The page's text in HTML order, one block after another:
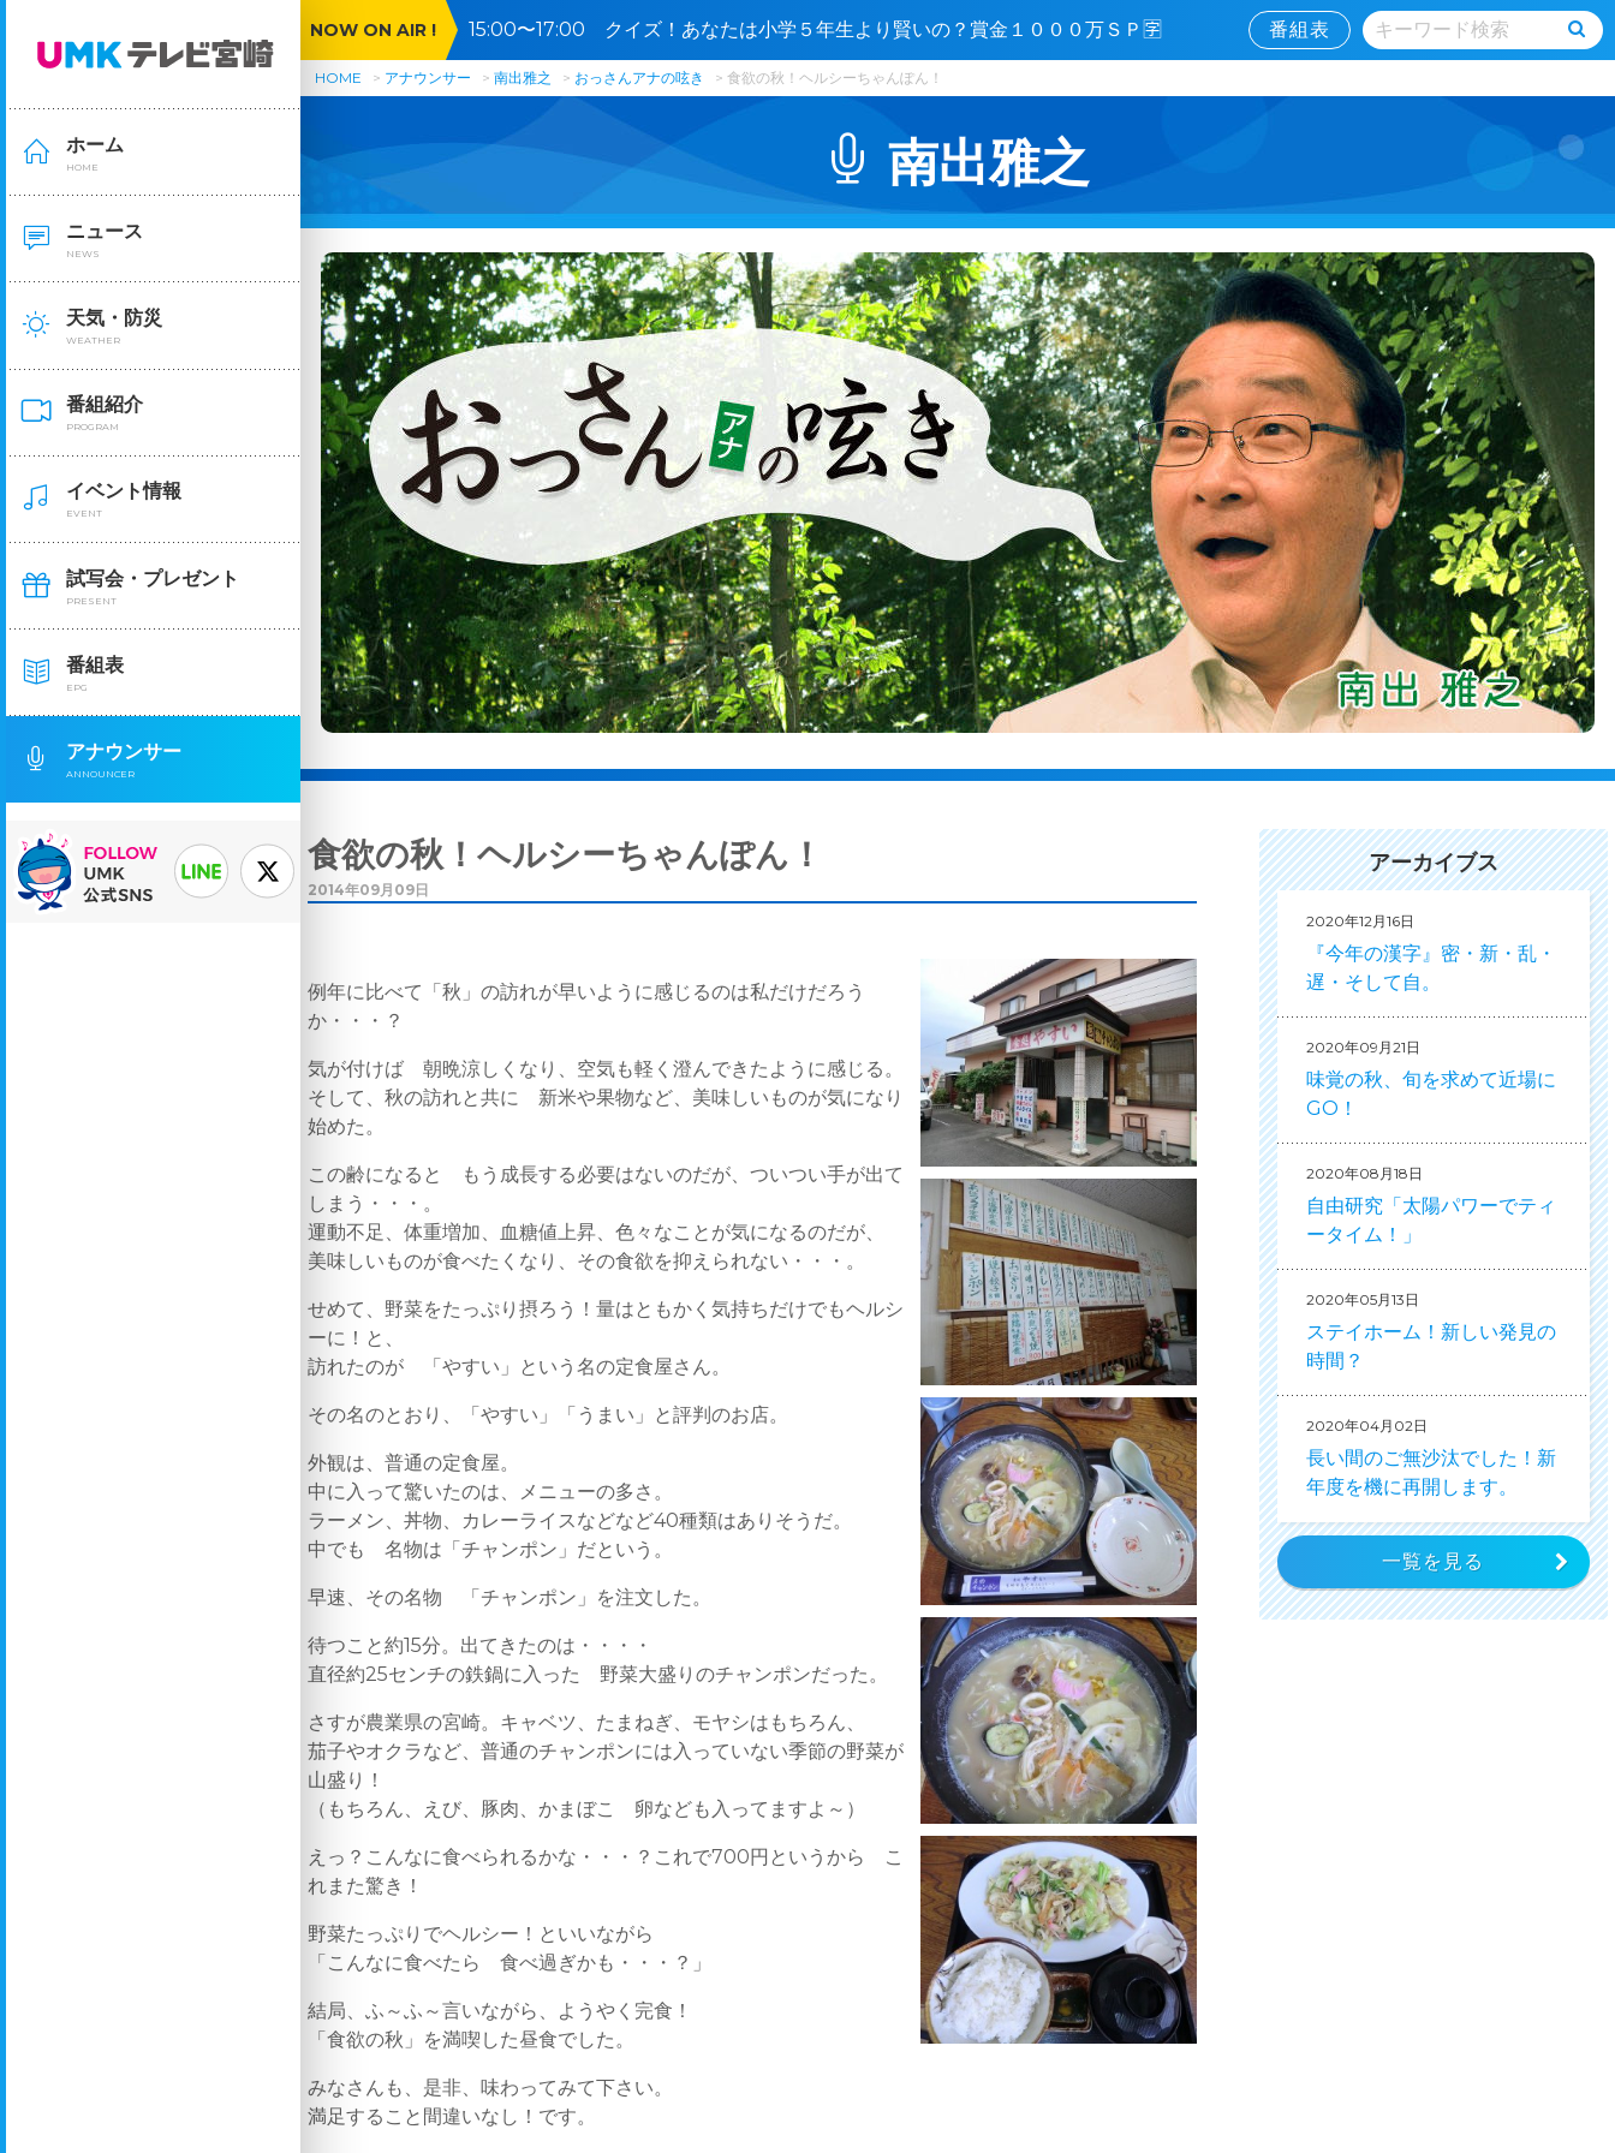
ホーム
HOME
ニュース
NEWS
天気・防災
WEATHER
番組紹介
PROGRAM
イベント情報
EVENT
試写会・プレゼント
PRESENT
番組表
EPG
アナウンサー
ANNOUNCER
NOW ON AIR ! 15:00〜17:00 クイズ！あなたは小学５年生より賢いの？賞金１０００万ＳＰ🈑 番組表
HOME アナウンサー 南出雅之 おっさんアナの呟き 食欲の秋！ヘルシーちゃんぽん！
南出雅之
食欲の秋！ヘルシーちゃんぽん！
2014年09月09日
例年に比べて「秋」の訪れが早いように感じるのは私だけだろう
か・・・？
気が付けば 朝晩涼しくなり、空気も軽く澄んできたように感じる。
そして、秋の訪れと共に 新米や果物など、美味しいものが気になり
始めた。
この齢になると もう成長する必要はないのだが、ついつい手が出て
しまう・・・。
運動不足、体重増加、血糖値上昇、色々なことが気になるのだが、
美味しいものが食べたくなり、その食欲を抑えられない・・・。
せめて、野菜をたっぷり摂ろう！量はともかく気持ちだけでもヘルシ
ーに！と、
訪れたのが 「やすい」という名の定食屋さん。
その名のとおり、「やすい」「うまい」と評判のお店。
外観は、普通の定食屋。
中に入って驚いたのは、メニューの多さ。
ラーメン、丼物、カレーライスなどなど40種類はありそうだ。
中でも 名物は「チャンポン」だという。
早速、その名物 「チャンポン」を注文した。
待つこと約15分。出てきたのは・・・・
直径約25センチの鉄鍋に入った 野菜大盛りのチャンポンだった。
さすが農業県の宮崎。キャベツ、たまねぎ、モヤシはもちろん、
茄子やオクラなど、普通のチャンポンには入っていない季節の野菜が
山盛り！
（もちろん、えび、豚肉、かまぼこ 卵なども入ってますよ～）
えっ？こんなに食べられるかな・・・？これで700円というから こ
れまた驚き！
野菜たっぷりでヘルシー！といいながら
「こんなに食べたら 食べ過ぎかも・・・？」
結局、ふ～ふ～言いながら、ようやく完食！
「食欲の秋」を満喫した昼食でした。
みなさんも、是非、味わってみて下さい。
満足すること間違いなし！です。
アーカイブス
2020年12月16日
『今年の漢字』密・新・乱・
遅・そして自。
2020年09月21日
味覚の秋、旬を求めて近場に
GO！
2020年08月18日
自由研究「太陽パワーでティ
ータイム！」
2020年05月13日
ステイホーム！新しい発見の
時間？
2020年04月02日
長い間のご無沙汰でした！新
年度を機に再開します。
一覧を見る